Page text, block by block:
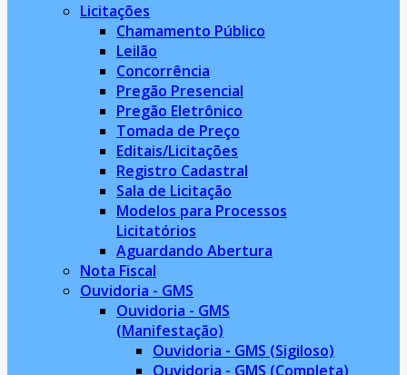
Licitações
Chamamento Público
Leilão
Concorrência
Pregão Presencial
Pregão Eletrônico
Tomada de Preço
Editais/Licitações
Registro Cadastral
Sala de Licitação
Modelos para Processos
Licitatórios
Aguardando Abertura
Nota Fiscal
Ouvidoria - GMS
Ouvidoria - GMS
(Manifestação)
Ouvidoria - GMS (Sigiloso)
Ouvidoria - GMS (Completa)